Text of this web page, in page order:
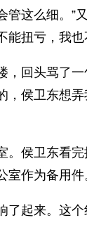
管这么细。”
能扭亏，我也
，回头骂了一
，侯卫东想
。侯卫东看
室作为备用件
了起来。这个